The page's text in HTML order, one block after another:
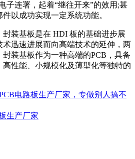
子连署，起着“继往开来”的效用;甚
以成功实现一定系统功能。
装基板是在 HDI 板的基础进步展
迅速进展而向高端技术的延伸，两
装基板作为一种高端的PCB，具备
性能、小规模化及薄型化等独特的
电路板生产厂家，专做别人搞不
生产厂家